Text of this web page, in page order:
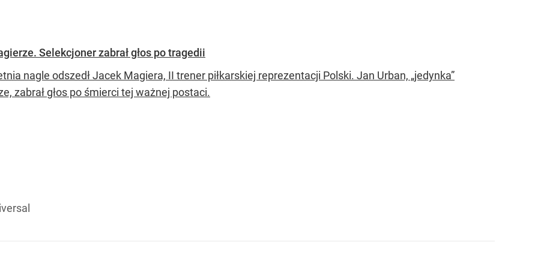
Selekcjoner zabrał głos po tragedii
nagle odszedł Jacek Magiera, II trener piłkarskiej reprezentacji Polski. Jan Urban, „jedynka”
zabrał głos po śmierci tej ważnej postaci.